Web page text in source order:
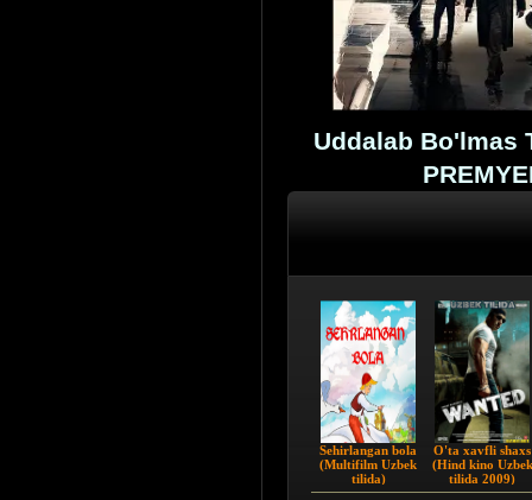
Uddalab Bo'lmas
Sehirlangan bola
(Multifilm Uzbek
tilida)
O'ta xavfli shaxs
(Hind kino Uzbek
tilida 2009)